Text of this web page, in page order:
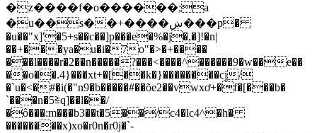
�z����f�o������;a
�u��s��+����ښ���p�
�u��"x]'�5+s��c��]p���e�%�j�,�]!�n|
��+���ya�u�i�7o"�>�+����
���l����r�2��n�����?���<����^������9�w��e��
��o��.4}���xt+�[��k�}��������cj̩/
�`u�<�#�i(�"n9�b�����#��õe2��vwxơ+�f�[���b�
`���n�5≧q]��l��/
�ô���:m���b3��t�5��/c4�lc4^�h�
��������x)xo�r0n�r0j�`-